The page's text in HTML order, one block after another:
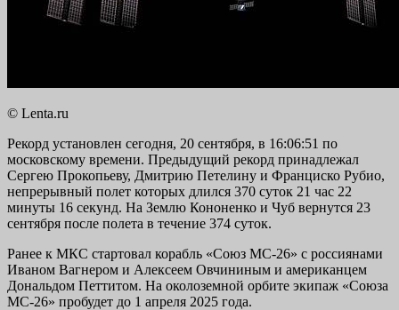
© Lenta.ru
Рекорд установлен сегодня, 20 сентября, в 16:06:51 по
московскому времени. Предыдущий рекорд принадлежал
Сергею Прокопьеву, Дмитрию Петелину и Франциско Рубио,
непрерывный полет которых длился 370 суток 21 час 22
минуты 16 секунд. На Землю Кононенко и Чуб вернутся 23
сентября после полета в течение 374 суток.
Ранее к МКС стартовал корабль «Союз МС-26» с россиянами
Иваном Вагнером и Алексеем Овчининым и американцем
Дональдом Петтитом. На околоземной орбите экипаж «Союза
МС-26» пробудет до 1 апреля 2025 года.